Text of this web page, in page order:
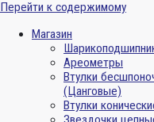
Перейти к содержимому
Магазин
Ареометры
Втулки
(Цанговые)
Втулки